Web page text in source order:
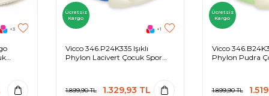
+3
Ücretsiz
Kargo
+1
Vicco 346.P24K335 Işıklı
Phylon Lacivert Çocuk Spor
1.899,90TL 1.329,93 TL
Ücretsiz
Kargo
Vicco
Phylon Pudra
1.899,90TL